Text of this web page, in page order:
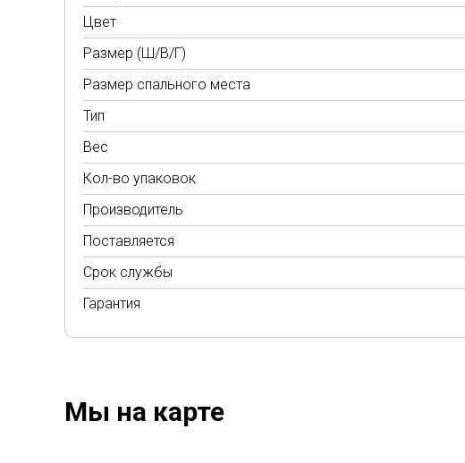
Цвет
Размер (Ш/В/Г)
Размер спального места
Тип
Вес
Кол-во упаковок
Производитель
Поставляется
Срок службы
Гарантия
Мы на карте